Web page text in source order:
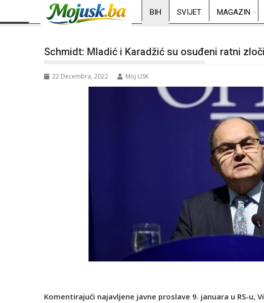
BIH SVIJET MAGAZIN
Schmidt: Mladić i Karadžić su osuđeni ratni
22 Decembra, 2022 Moj USK
Komentirajući najavljene javne proslave 9. januara u RS-u,